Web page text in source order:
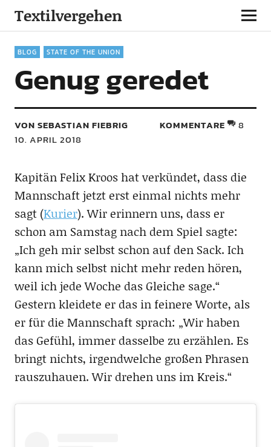
Textilvergehen
BLOG STATE OF THE UNION
Genug geredet
VON SEBASTIAN FIEBRIG
10. APRIL 2018
KOMMENTARE 8
Kapitän Felix Kroos hat verkündet, dass die
Mannschaft jetzt erst einmal nichts mehr
sagt (Kurier). Wir erinnern uns, dass er
schon am Samstag nach dem Spiel sagte:
„Ich geh mir selbst schon auf den Sack. Ich
kann mich selbst nicht mehr reden hören,
weil ich jede Woche das Gleiche sage.“
Gestern kleidete er das in feinere Worte, als
er für die Mannschaft sprach: „Wir haben
das Gefühl, immer dasselbe zu erzählen. Es
bringt nichts, irgendwelche großen Phrasen
rauszuhauen. Wir drehen uns im Kreis.“